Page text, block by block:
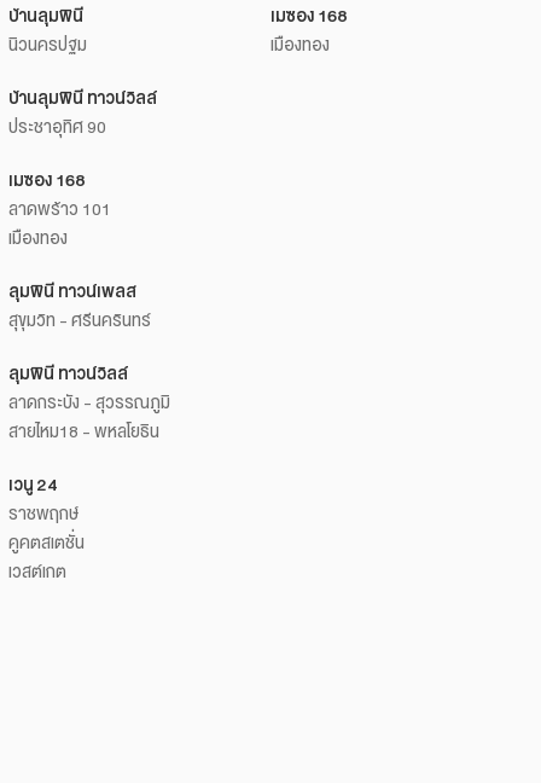
บ้านลุมพินี
นิวนครปฐม
บ้านลุมพินี ทาวน์วิลล์
ประชาอุทิศ 90
เมซอง 168
ลาดพร้าว 101
เมืองทอง
ลุมพินี ทาวน์เพลส
สุขุมวิท - ศรีนครินทร์
ลุมพินี ทาวน์วิลล์
ลาดกระบัง - สุวรรณภูมิ
สายไหม18 - พหลโยธิน
เวนู 24
ราชพฤกษ์
คูคตสเตชั่น
เวสต์เกต
เมซอง 168
เมืองทอง